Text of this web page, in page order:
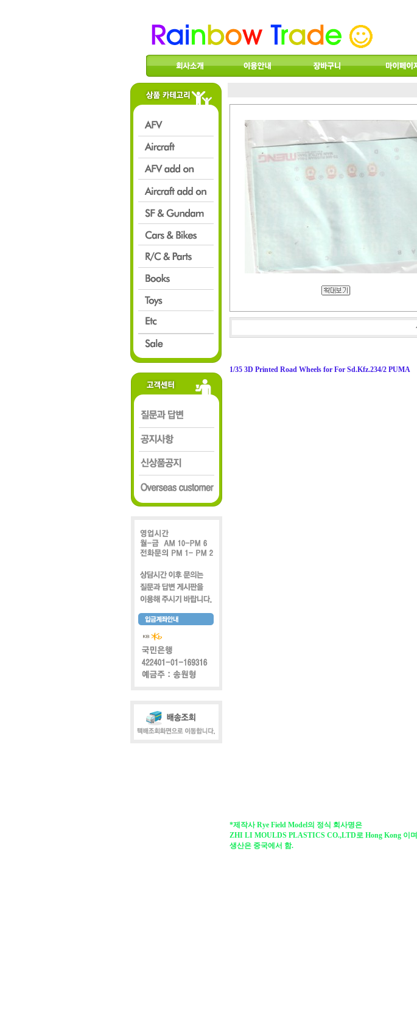
1/35 3D Printed Road Wheels for For Sd.Kfz.234/2 PUMA
*제작사 Rye Field Model의 정식 회사명은
ZHI LI MOULDS PLASTICS CO.,LTD로 Hong Kong 이며
생산은 중국에서 함.